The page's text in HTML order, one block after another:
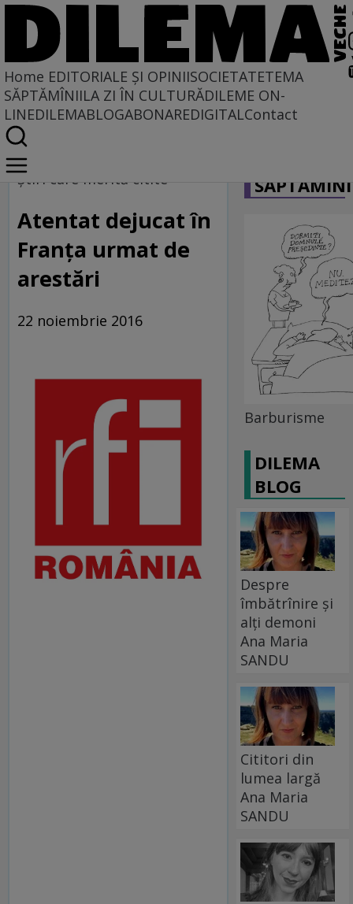
Home EDITORIALE ȘI OPINIISOCIETATETEMA
SĂPTĂMÎNIILA ZI ÎN CULTURĂDILEME ON-
LINEDILEMABLOGABONAREDIGITALContact
Home
Dilematix
Știrile RFI
Ştiri care merită citite
Atentat dejucat în
Franţa urmat de
arestări
22 noiembrie 2016
Barburisme
DILEMA
BLOG
Despre
îmbătrînire și
alți demoni
Ana Maria
SANDU
Cititori din
lumea largă
Ana Maria
SANDU